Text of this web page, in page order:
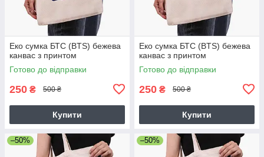
Еко сумка БТС (BTS) бежева
канвас з принтом
Готово до відправки
250 ₴ 500 ₴
Купити
Еко сумка БТС (BTS) бежева
канвас з принтом
Готово до відправки
250 ₴ 500 ₴
Купити
–50% –50%